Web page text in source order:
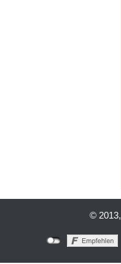
© 2013,